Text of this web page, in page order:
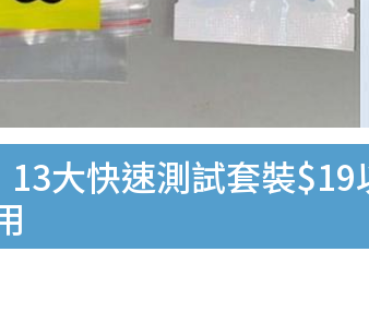
13大快速測試套裝